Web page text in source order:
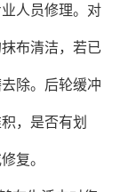
人员修理。对
布清洁，若已
除。后轮缓冲
，是否有划
复。